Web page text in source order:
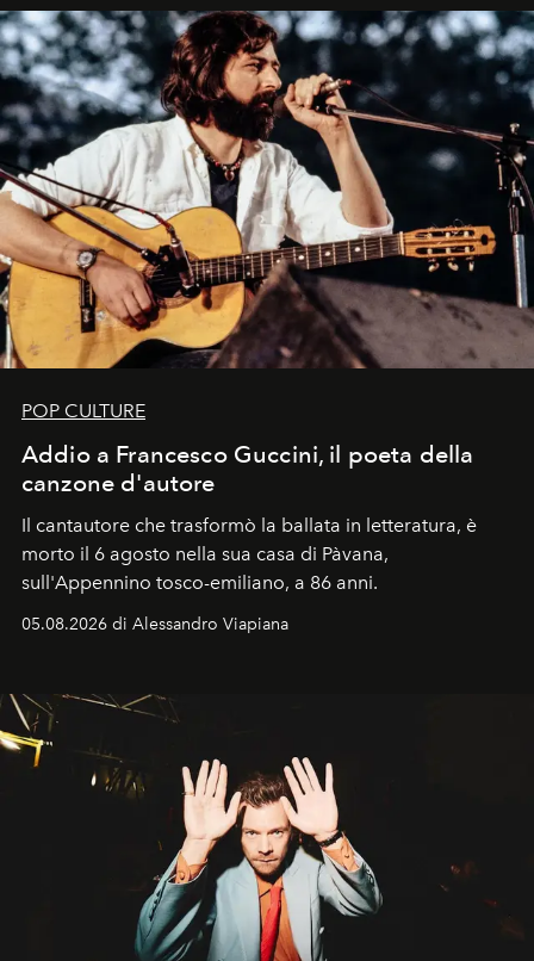
uno dei documenti più contemporanei che abbiamo.
POP CULTURE
Addio a Francesco Guccini, il poeta della
canzone d'autore
Il cantautore che trasformò la ballata in letteratura, è
morto il 6 agosto nella sua casa di Pàvana,
sull'Appennino tosco-emiliano, a 86 anni.
05.08.2026 di Alessandro Viapiana